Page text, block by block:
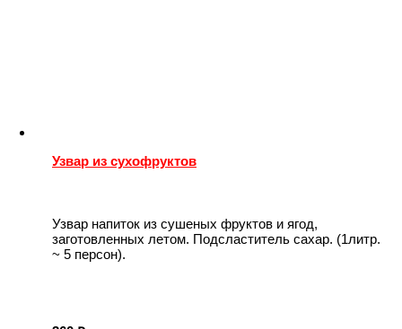
Узвар из сухофруктов
Узвар напиток из сушеных фруктов и ягод,
заготовленных летом. Подсластитель сахар. (1литр.
~ 5 персон).